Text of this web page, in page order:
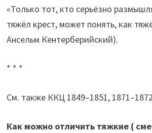
«Только тот, кто серьёзно
тяжёл крест, может понять, как
Ансельм Кентерберийский).
* * *
См. также ККЦ 1849–1851, 1871–1872
Как можно отличить тяжкие (